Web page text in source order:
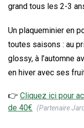
grand tous les 2-3
Un plaqueminier en
toutes saisons : au
glossy, à l’automne
en hiver avec ses
👉 Cliquez ici pour
de 40€ (Partenaire